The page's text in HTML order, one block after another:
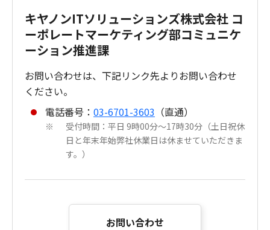
キヤノンITソリューションズ株式会社 コ
ーポレートマーケティング部コミュニケ
ーション推進課
お問い合わせは、下記リンク先よりお問い合わせ
ください。
電話番号： 03-6701-3603 （直通）
※
受付時間：平日 9時00分～17時30分（土日祝休
日と年末年始弊社休業日は休ませていただきま
す。）
お問い合わせ